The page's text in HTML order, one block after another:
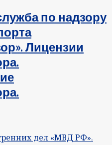
по надзору
Лицензии